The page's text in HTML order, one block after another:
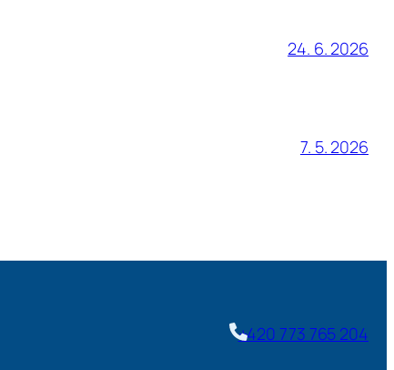
24. 6. 2026
7. 5. 2026
+420 773 765 204